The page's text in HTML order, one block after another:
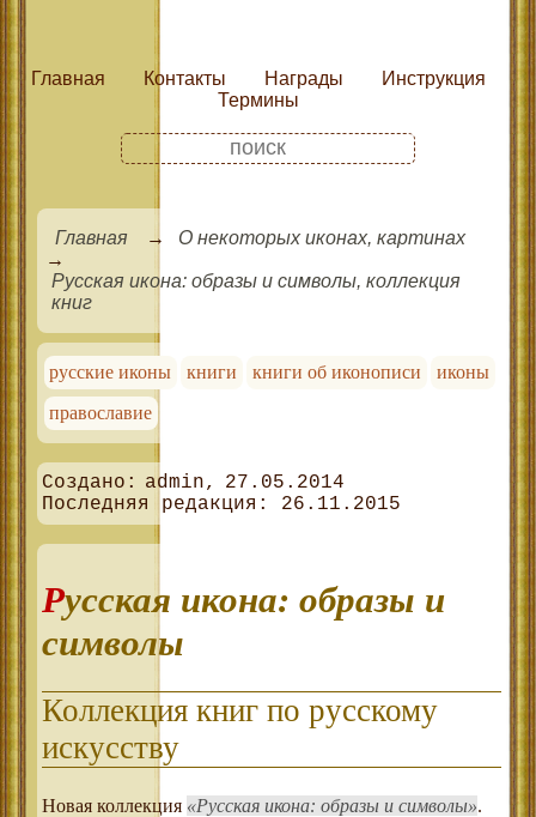
Главная Контакты Награды
Инструкция
Термины
Главная О некоторых иконах, картинах
Русская икона: образы и символы, коллекция
книг
русские иконы книги книги об иконописи
иконы
православие
admin
27.05.2014
26.11.2015
Русская икона: образы и
символы
Коллекция книг по русскому
искусству
Новая коллекция Русская икона: образы и символы .